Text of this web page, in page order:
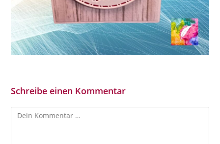
Schreibe einen Kommentar
Kommentar